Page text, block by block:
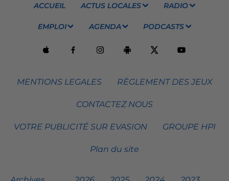
ACCUEIL ACTUS LOCALES RADIO
EMPLOI AGENDA PODCASTS
MENTIONS LEGALES RÈGLEMENT DES JEUX
CONTACTEZ NOUS
VOTRE PUBLICITÉ SUR EVASION GROUPE HPI
Plan du site